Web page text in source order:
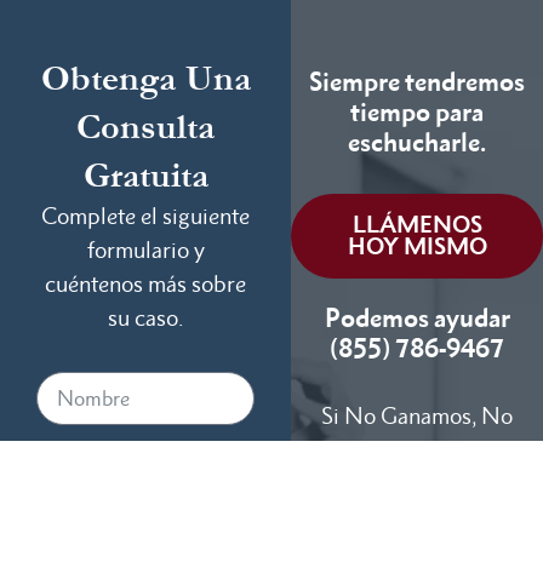
Obtenga Una
Consulta
Gratuita
Complete el siguiente
formulario y
cuéntenos más sobre
su caso.
Siempre tendremos
tiempo para
eschucharle.
LLÁMENOS
HOY MISMO
Podemos ayudar
(855) 786-9467
Si No Ganamos, No
Cobramos